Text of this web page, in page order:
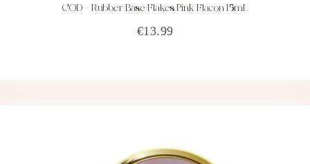
ACHETEZ DÉTAILS
COD – Rubber Base Flakes Pink Flacon 15mL
€13.99